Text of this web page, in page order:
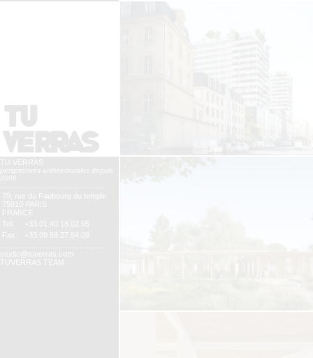
TU VERRAS
perspectives architecturales depuis
79, rue du Faubourg du temple
75010 PARIS
FRANCE
Tel:
+33.01.40.18.02.95
Fax:
+33.09.58.27.54.09
studio@tuverras.com
TUVERRAS TEAM